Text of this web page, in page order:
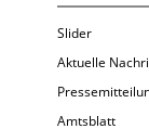
Slider
Aktuelle
Amtsblatt